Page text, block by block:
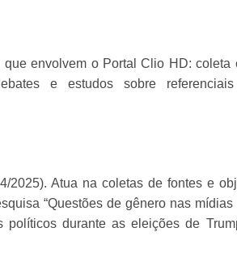
envolvem o Portal Clio HD: coleta
e estudos sobre
2025). Atua na coletas de fontes e
“Questões de gênero nas
políticos durante as eleições de